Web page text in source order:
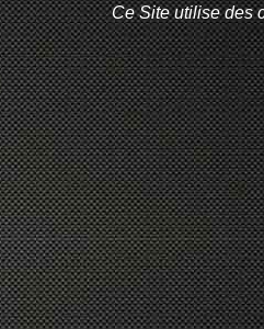
Ce Site utilise des